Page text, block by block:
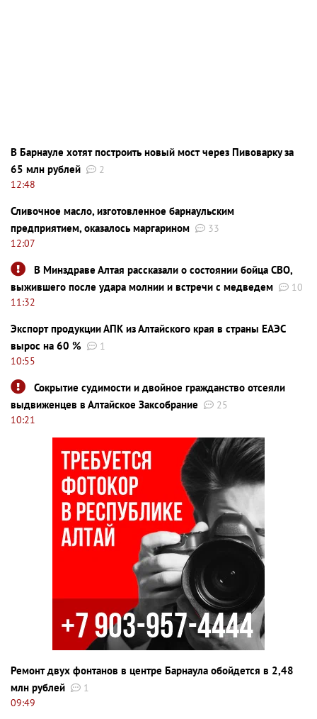
В Барнауле хотят построить новый мост через Пивоварку за
65 млн рублей
2
12:48
Сливочное масло, изготовленное барнаульским
предприятием, оказалось маргарином
33
12:07
В Минздраве Алтая рассказали о состоянии бойца СВО,
выжившего после удара молнии и встречи с медведем
10
11:32
Экспорт продукции АПК из Алтайского края в страны ЕАЭС
вырос на 60 %
1
10:55
Сокрытие судимости и двойное гражданство отсеяли
выдвиженцев в Алтайское Заксобрание
25
10:21
Ремонт двух фонтанов в центре Барнаула обойдется в 2,48
млн рублей
1
09:49